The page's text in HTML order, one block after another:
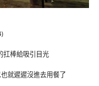
扛棒給吸引目光
就遲遲沒進去用餐了